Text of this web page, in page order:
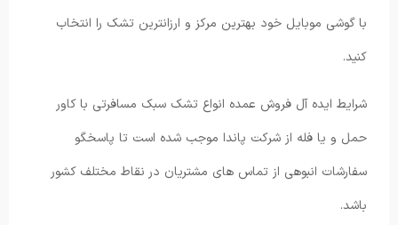
با گوشی موبایل خود بهترین مرکز و ارزانترین تشک را انتخاب
کنید.
شرایط ایده آل فروش عمده انواع تشک سبک مسافرتی با کاور
حمل و یا فله از شرکت پاندا موجب شده است تا پاسخگو
سفارشات انبوهی از تماس های مشتریان در نقاط مختلف کشور
باشد.